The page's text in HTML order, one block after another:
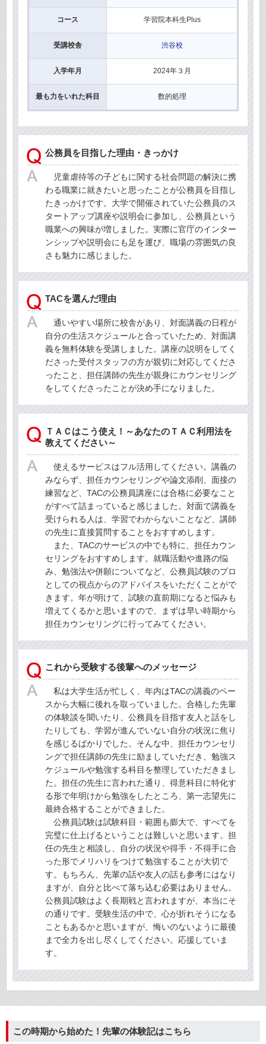
コース 学習院本科生Plus
受講校舎 渋谷校
入学年月 2024年３月
最も力をいれた科目 数的処理
公務員を目指した理由・きっかけ
児童虐待等の子どもに関する社会問題の解決に携
わる職業に就きたいと思ったことが公務員を目指し
たきっかけです。大学で開催されていた公務員のス
タートアップ講座や説明会に参加し、公務員という
職業への興味が増しました。実際に官庁のインター
ンシップや説明会にも足を運び、職場の雰囲気の良
さも魅力に感じました。
TACを選んだ理由
通いやすい場所に校舎があり、対面講義の日程が
自分の生活スケジュールと合っていたため、対面講
義を無料体験を受講しました。講座の説明をしてく
ださった受付スタッフの方が親切に対応してくださ
ったこと、担任講師の先生が親身にカウンセリング
をしてくださったことが決め手になりました。
ＴＡＣはこう使え！～あなたのＴＡＣ利用法を
教えてください～
使えるサービスはフル活用してください。講義の
みならず、担任カウンセリングや論文添削、面接の
練習など、TACの公務員講座には合格に必要なこと
がすべて詰まっていると感じました。対面で講義を
受けられる人は、学習でわからないことなど、講師
の先生に直接質問することをおすすめします。
また、TACのサービスの中でも特に、担任カウン
セリングをおすすめします。就職活動や進路の悩
み、勉強法や併願についてなど、公務員試験のプロ
としての視点からのアドバイスをいただくことがで
きます。年が明けて、試験の直前期になると悩みも
増えてくるかと思いますので、まずは早い時期から
担任カウンセリングに行ってみてください。
これから受験する後輩へのメッセージ
私は大学生活が忙しく、年内はTACの講義のペー
スから大幅に後れを取っていました。合格した先輩
の体験談を聞いたり、公務員を目指す友人と話をし
たりしても、学習が進んでいない自分の状況に焦り
を感じるばかりでした。そんな中、担任カウンセリ
ングで担任講師の先生に励ましていただき、勉強ス
ケジュールや勉強する科目を整理していただきまし
た。担任の先生に言われた通り、得意科目に特化す
る形で年明けから勉強をしたところ、第一志望先に
最終合格することができました。
公務員試験は試験科目・範囲も膨大で、すべてを
完璧に仕上げるということは難しいと思います。担
任の先生と相談し、自分の状況や得手・不得手に合
った形でメリハリをつけて勉強することが大切で
す。もちろん、先輩の話や友人の話も参考にはなり
ますが、自分と比べて落ち込む必要はありません。
公務員試験はよく長期戦と言われますが、本当にそ
の通りです。受験生活の中で、心が折れそうになる
こともあるかと思いますが、悔いのないように最後
まで全力を出し尽くしてください。応援していま
す。
この時期から始めた！先輩の体験記はこちら